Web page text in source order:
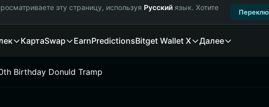
эту страницу, используя Русский язык. Хотите
КартаSwap EarnPredictionsBitget Wallet X Далее
Birthday Donuld Tramp